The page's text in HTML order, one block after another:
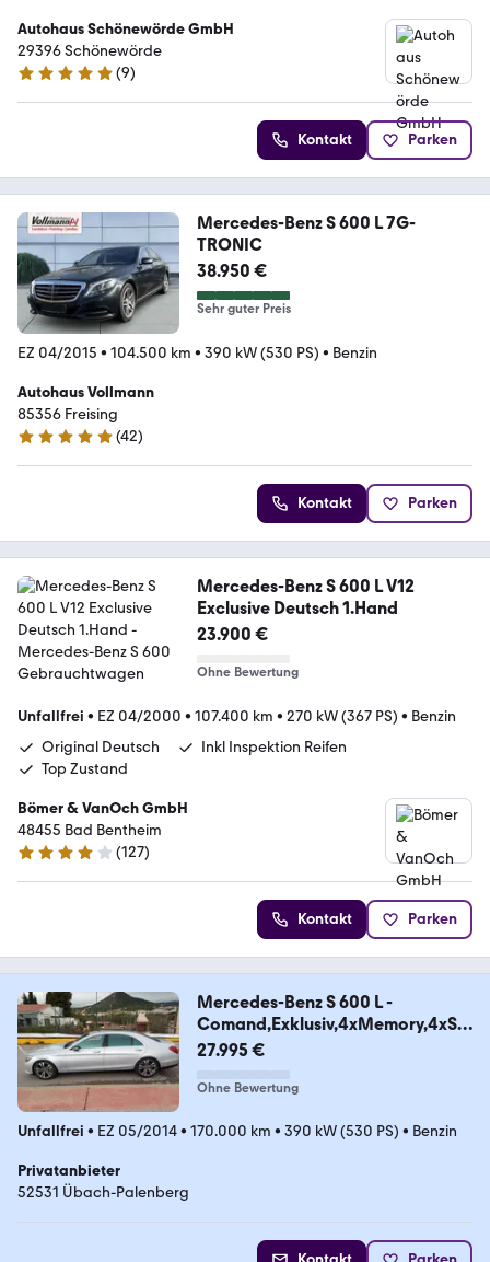
Autohaus Schönewörde GmbH
29396 Schönewörde
4.9 Sterne
(9)
Kontakt Parken
Mercedes-Benz S 600 L 7G-
TRONIC
38.950 €
Sehr guter Preis
EZ 04/2015 • 104.500 km • 390 kW (530 PS) • Benzin
Autohaus Vollmann
85356 Freising
5 Sterne
(42)
Kontakt Parken
Mercedes-Benz S 600 L V12
Exclusive Deutsch 1.Hand
23.900 €
Ohne Bewertung
Unfallfrei • EZ 04/2000 • 107.400 km • 270 kW (367 PS) • Benzin
Original Deutsch
Inkl Inspektion Reifen
Top Zustand
Bömer & VanOch GmbH
48455 Bad Bentheim
4.1 Sterne
(127)
Kontakt Parken
Mercedes-Benz S 600 L -
Comand,Exklusiv,4xMemory,4xSit
zkl
27.995 €
Ohne Bewertung
Unfallfrei • EZ 05/2014• 170.000 km • 390 kW (530 PS) • Benzin
Privatanbieter
52531 Übach-Palenberg